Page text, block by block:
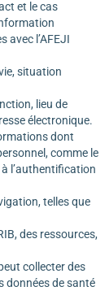
et le cas
avec l’AFEJI
situation
lieu de
électronique.
dont
comme le
l’authentification
telles que
des ressources,
collecter des
données de santé